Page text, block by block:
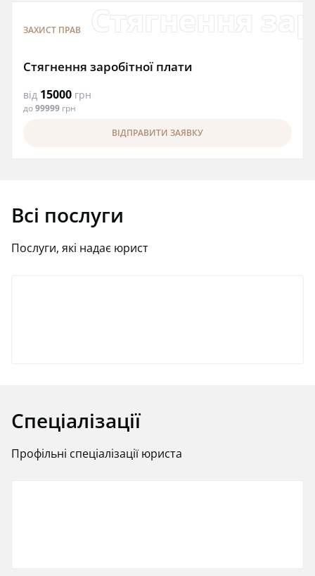
ЗАХИСТ ПРАВ
Стягнення заробітної плати
від 15000 грн
до99999 грн
ВІДПРАВИТИ ЗАЯВКУ
Всі послуги
Послуги, які надає юрист
Спеціалізації
Профільні спеціалізації юриста